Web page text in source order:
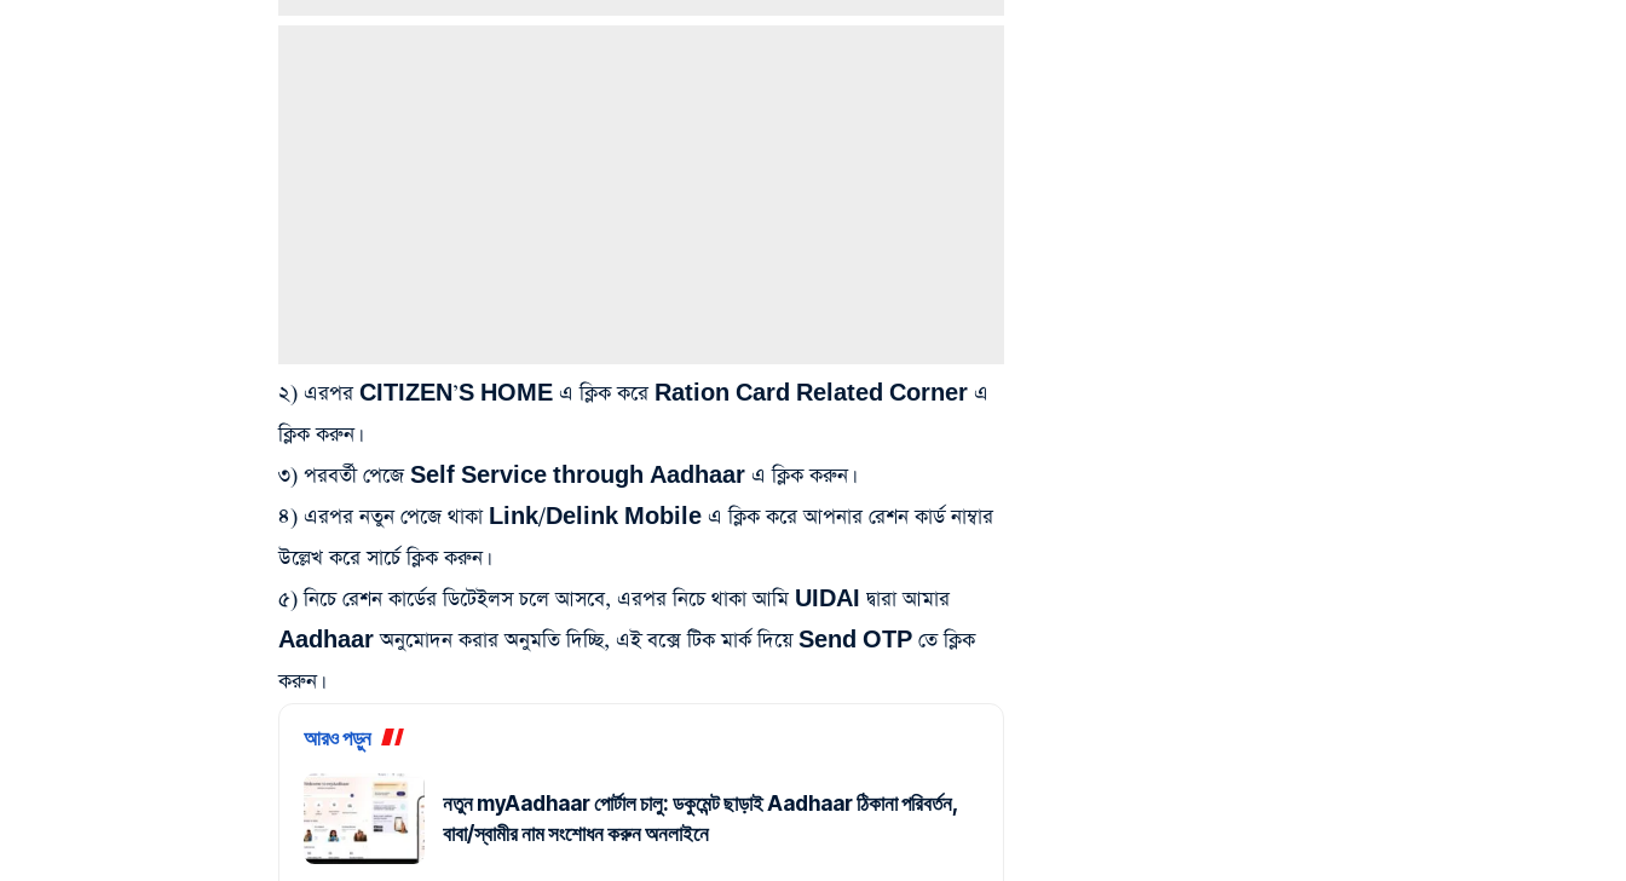
২) এরপর CITIZEN’S HOME এ ক্লিক করে Ration Card Related Corner এ
ক্লিক করুন।
৩) পরবর্তী পেজে Self Service through Aadhaar এ ক্লিক করুন।
৪) এরপর নতুন পেজে থাকা Link/Delink Mobile এ ক্লিক করে আপনার রেশন কার্ড নাম্বার
উল্লেখ করে সার্চে ক্লিক করুন।
৫) নিচে রেশন কার্ডের ডিটেইলস চলে আসবে, এরপর নিচে থাকা আমি UIDAI দ্বারা আমার
Aadhaar অনুমোদন করার অনুমতি দিচ্ছি, এই বক্সে টিক মার্ক দিয়ে Send OTP তে ক্লিক
করুন।
আরও পড়ুন
নতুন myAadhaar পোর্টাল চালু: ডকুমেন্ট ছাড়াই Aadhaar ঠিকানা পরিবর্তন,
বাবা/স্বামীর নাম সংশোধন করুন অনলাইনে